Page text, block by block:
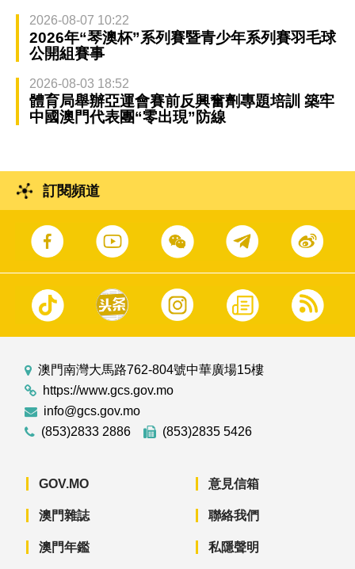
2026-08-07 10:22
2026年“琴澳杯”系列賽暨青少年系列賽羽毛球
公開組賽事
2026-08-03 18:52
體育局舉辦亞運會賽前反興奮劑專題培訓 築牢
中國澳門代表團“零出現”防線
訂閱頻道
澳門南灣大馬路762-804號中華廣場15樓
https://www.gcs.gov.mo
info@gcs.gov.mo
(853)2833 2886
(853)2835 5426
GOV.MO
澳門雜誌
澳門年鑑
意見信箱
聯絡我們
私隱聲明